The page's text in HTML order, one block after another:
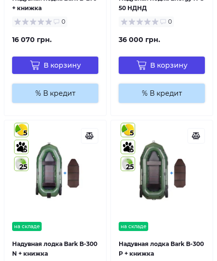
+ книжка
0
16 070 грн.
В корзину
% В кредит
50 НДНД
0
36 000 грн.
В корзину
% В кредит
на складе
Надувная лодка Bark B-300
N + книжка
5
5
25
на складе
Надувная лодка Bark B-300
P + книжка
5
5
25